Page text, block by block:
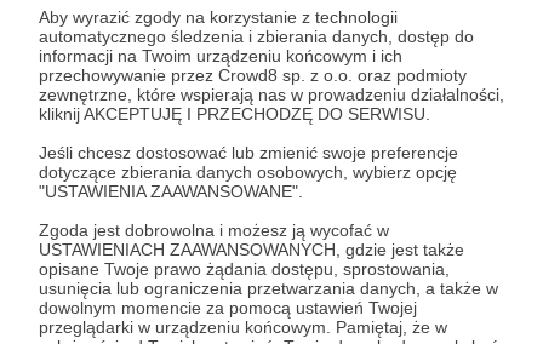
Aby wyrazić zgody na korzystanie z technologii
automatycznego śledzenia i zbierania danych, dostęp do
informacji na Twoim urządzeniu końcowym i ich
przechowywanie przez Crowd8 sp. z o.o. oraz podmioty
zewnętrzne, które wspierają nas w prowadzeniu działalności,
kliknij AKCEPTUJĘ I PRZECHODZĘ DO SERWISU.
Jeśli chcesz dostosować lub zmienić swoje preferencje
dotyczące zbierania danych osobowych, wybierz opcję
"USTAWIENIA ZAAWANSOWANE".
Zgoda jest dobrowolna i możesz ją wycofać w
USTAWIENIACH ZAAWANSOWANYCH, gdzie jest także
opisane Twoje prawo żądania dostępu, sprostowania,
usunięcia lub ograniczenia przetwarzania danych, a także w
dowolnym momencie za pomocą ustawień Twojej
przeglądarki w urządzeniu końcowym. Pamiętaj, że w
przejrzyste i szczegółowe rozwiązanie zadania,
które wysłałem 1-go tego samego miesiąca. A
więc kod programu w języku Python i
szczegółowe objaśnienie jak samemu dojść do
tego rozwiązania i jak ono działa.
Patroni: 1
29 zł miesięcznie